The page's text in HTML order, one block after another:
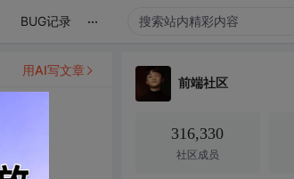
BUG记录 ...
用AI写文章
前端社区
316,330
社区成员